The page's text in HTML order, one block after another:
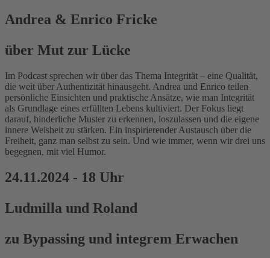
Andrea & Enrico Fricke
über Mut zur Lücke
Im Podcast sprechen wir über das Thema Integrität – eine Qualität,
die weit über Authentizität hinausgeht. Andrea und Enrico teilen
persönliche Einsichten und praktische Ansätze, wie man Integrität
als Grundlage eines erfüllten Lebens kultiviert. Der Fokus liegt
darauf, hinderliche Muster zu erkennen, loszulassen und die eigene
innere Weisheit zu stärken. Ein inspirierender Austausch über die
Freiheit, ganz man selbst zu sein. Und wie immer, wenn wir drei uns
begegnen, mit viel Humor.
24.11.2024 - 18 Uhr
Ludmilla und Roland
zu Bypassing und integrem Erwachen